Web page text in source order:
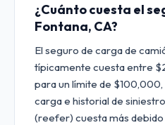
¿Cuánto cuesta el
Fontana, CA?
El seguro de carga de
típicamente cuesta entre
para un límite de
carga e historial de
(reefer) cuesta más debido